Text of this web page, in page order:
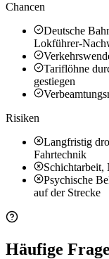
Chancen
Deutsche
Lokführer-
Tariflöhne
gestiegen
Risiken
Langfristig
Fahrtechnik
Schichtarbeit,
Psychische
auf der Strecke
Häufige